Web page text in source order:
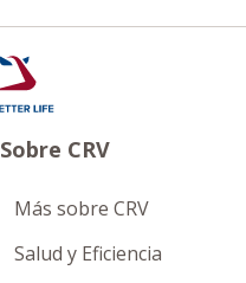
Sobre CRV
Más sobre CRV
Salud y Eficiencia